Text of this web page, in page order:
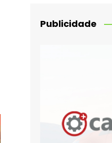
Publicidade